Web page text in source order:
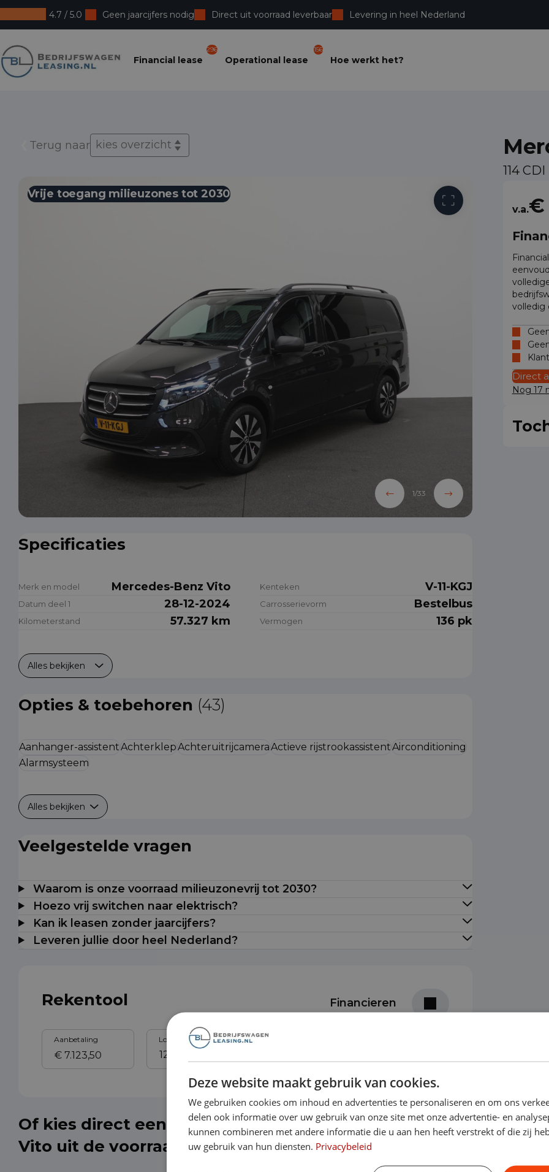
4.7 / 5.0 Geen jaarcijfers nodig Direct uit voorraad leverbaar Levering in heel Nederland
Bedrijfswagenleasing
Financial lease
296
Operational lease
156
Hoe werkt het?
Terug naar kies overzicht
Vrije toegang milieuzones tot 2030
1/33
Specificaties
Merk en model Mercedes-Benz Vito Kenteken V-11-KGJ
Datum deel 1 28-12-2024 Carrosserievorm Bestelbus
Kilometerstand 57.327 km Vermogen 136 pk
Alles bekijken
Opties & toebehoren (43)
Aanhanger-assistentAchterklepAchteruitrijcameraActieve rijstrookassistentAirconditioning
Alarmsysteem
Alles bekijken
Veelgestelde vragen
Waarom is onze voorraad milieuzonevrij tot 2030?
Hoezo vrij switchen naar elektrisch?
Kan ik leasen zonder jaarcijfers?
Leveren jullie door heel Nederland?
Rekentool Financieren
Aanbetaling Looptijd Slottermijn
Of kies direct een Mercedes-Benz
Vito uit de voorraad
114
v.a.€
volledig
Direct
Nog 17
Deze website maakt gebruik van cookies.
We gebruiken cookies om inhoud en advertenties te personaliseren en om ons
delen ook informatie over uw gebruik van onze site met onze advertentie- en
kunnen combineren met andere informatie die u aan hen heeft verstrekt of die zij
uw gebruik van hun diensten. Privacybeleid